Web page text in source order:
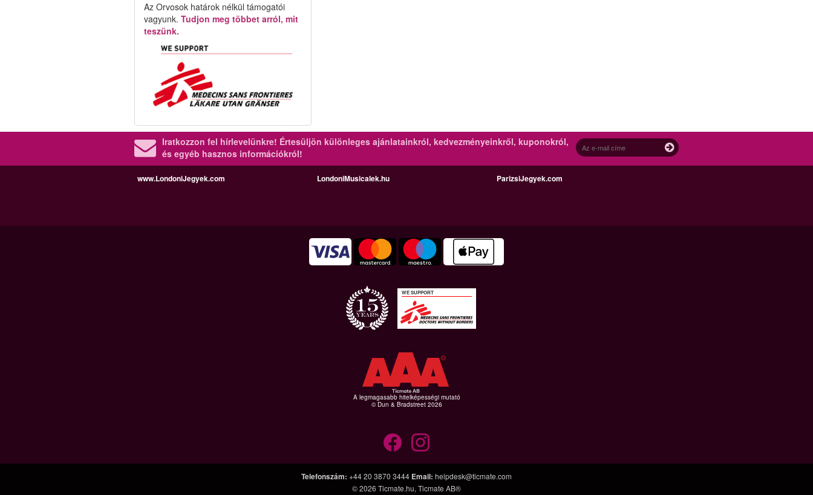
Az Orvosok határok nélkül támogatói
vagyunk. Tudjon meg többet arról, mit
teszünk.
Iratkozzon fel hírlevelünkre! Értesüljön különleges ajánlatainkról, kedvezményeinkről, kuponokról,
és egyéb hasznos információkról!
www.LondoniJegyek.com LondoniMusicalek.hu ParizsiJegyek.com
WE SUPPORT
A legmagasabb hitelképességi mutató
© Dun & Bradstreet 2026
Telefonszám: +44 20 3870 3444 Email: helpdesk@ticmate.com
© 2026 Ticmate.hu, Ticmate AB®